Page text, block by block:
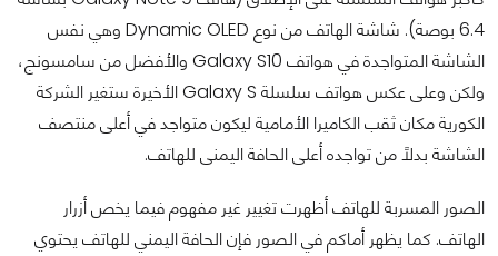
6.4 بوصة). شاشة الهاتف من نوع Dynamic OLED وهي نفس
الشاشة المتواجدة في هواتف Galaxy S10 والأفضل من سامسونج،
ولكن وعلى عكس هواتف سلسلة Galaxy S الأخيرة ستغير الشركة
الكورية مكان ثقب الكاميرا الأمامية ليكون متواجد في أعلى منتصف
الشاشة بدلاً من تواجده أعلى الحافة اليمنى للهاتف.
الصور المسربة للهاتف أظهرت تغيير غير مفهوم فيما يخص أزرار
الهاتف. كما يظهر أماكم في الصور فإن الحافة اليمني للهاتف يحتوي